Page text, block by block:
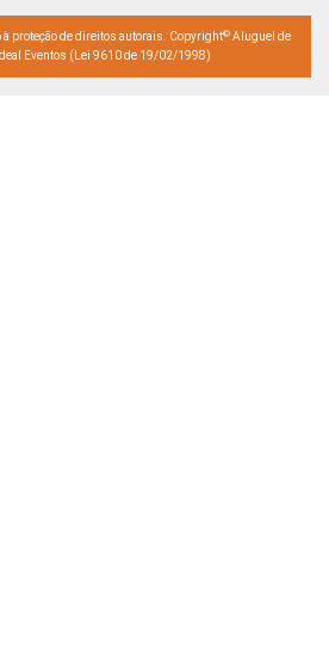
proteção de direitos autorais. Copyright© Aluguel de
Eventos (Lei 9610 de 19/02/1998)